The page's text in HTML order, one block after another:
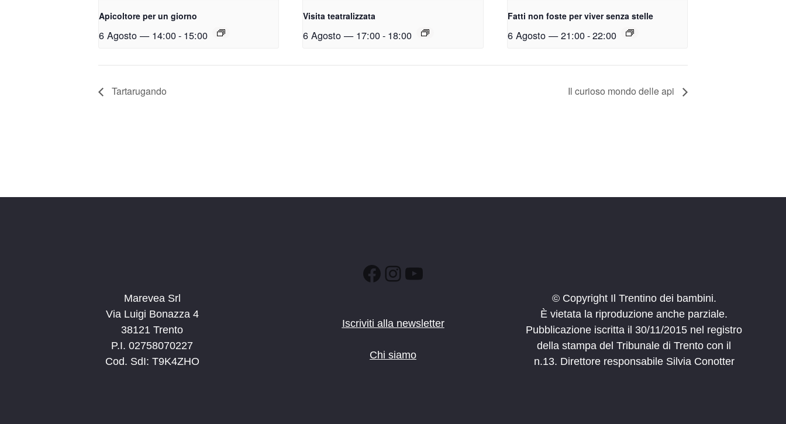
Apicoltore per un giorno
6 Agosto — 14:00- 15:00
Visita teatralizzata
6 Agosto — 17:00- 18:00
Fatti non foste per viver senza stelle
6 Agosto — 21:00-22:00
Tartarugando Il curioso mondo delle api
Marevea Srl
Via Luigi Bonazza 4
38121 Trento
P.I. 02758070227
Cod. SdI: T9K4ZHO
Facebook
Instagram
YouTube
Iscriviti alla newsletter
Chi siamo
© Copyright Il Trentino dei bambini.
È vietata la riproduzione anche parziale.
Pubblicazione iscritta il 30/11/2015 nel registro
della stampa del Tribunale di Trento con il
n.13. Direttore responsabile Silvia Conotter